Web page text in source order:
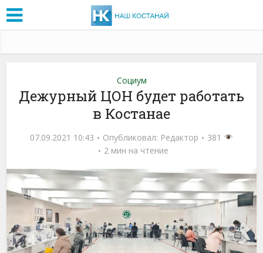
Социум
Дежурный ЦОН будет работать
в Костанае
07.09.2021 10:43 Опубликовал: Редактор
381
2 мин на чтение